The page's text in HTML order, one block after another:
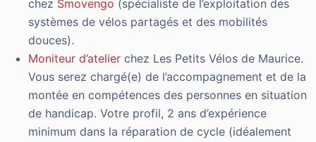
chez Smovengo (spécialiste de l’exploitation des
systèmes de vélos partagés et des mobilités
douces).
Moniteur d’atelier chez Les Petits Vélos de Maurice.
Vous serez chargé(e) de l’accompagnement et de la
montée en compétences des personnes en situation
de handicap. Votre profil, 2 ans d’expérience
minimum dans la réparation de cycle (idéalement